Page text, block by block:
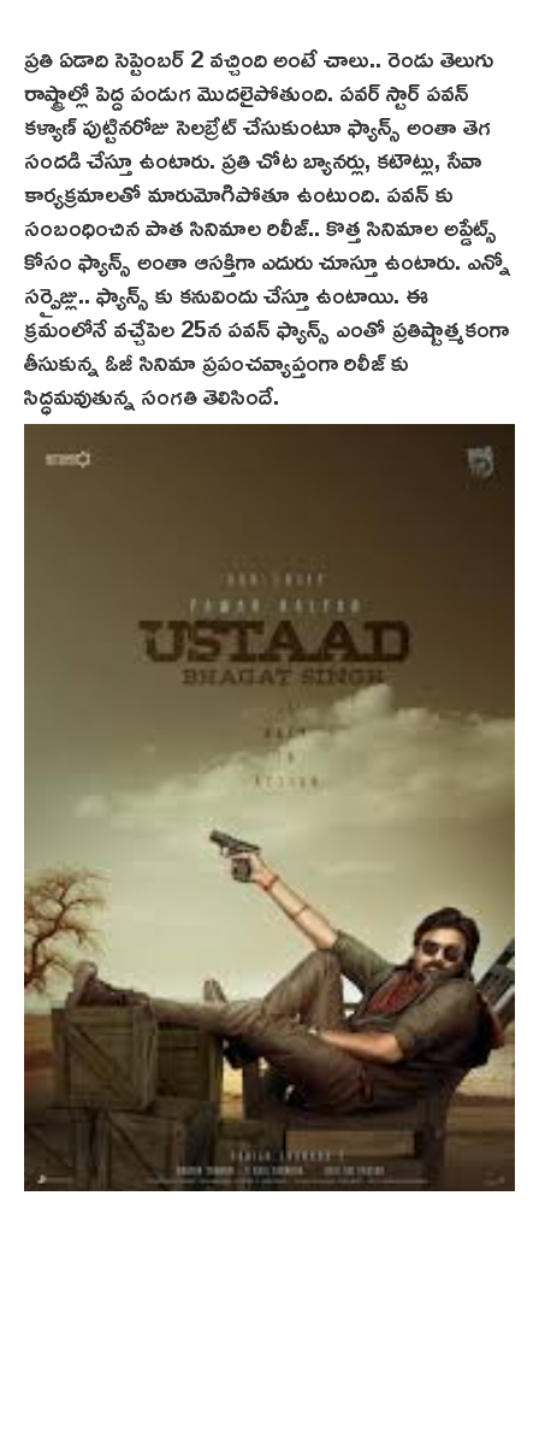
ప్రతి ఏడాది సెప్టెంబర్ 2 వచ్చింది అంటే చాలు.. రెండు తెలుగు
రాష్ట్రాల్లో పెద్ద పండుగ మొదలైపోతుంది. పవర్ స్టార్ పవన్
కళ్యాణ్ పుట్టినరోజు సెలబ్రేట్ చేసుకుంటూ ఫ్యాన్స్ అంతా తెగ
సందడి చేస్తూ ఉంటారు. ప్రతి చోట బ్యానర్లు, కటౌట్లు, సేవా
కార్యక్రమాలతో మారుమోగిపోతూ ఉంటుంది. పవన్ కు
సంబంధించిన పాత సినిమాల రిలీజ్.. కొత్త సినిమాల అప్డేట్స్
కోసం ఫ్యాన్స్ అంతా ఆసక్తిగా ఎదురు చూస్తూ ఉంటారు. ఎన్నో
సర్ప్రైజ్లు.. ఫ్యాన్స్ కు కనువిందు చేస్తూ ఉంటాయి. ఈ
క్రమంలోనే వచ్చేపెల‌ 25న పవన్ ఫ్యాన్స్ ఎంతో ప్రతిష్టాత్మకంగా
తీసుకున్న ఓజీ సినిమా ప్రపంచవ్యాప్తంగా రిలీజ్ కు
సిద్ధమవుతున్న సంగతి తెలిసిందే.